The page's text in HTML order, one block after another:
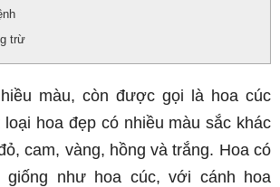
trừ
màu, còn được gọi là hoa cúc
hoa đẹp có nhiều màu sắc khác
cam, vàng, hồng và trắng. Hoa có
giống như hoa cúc, với cánh hoa